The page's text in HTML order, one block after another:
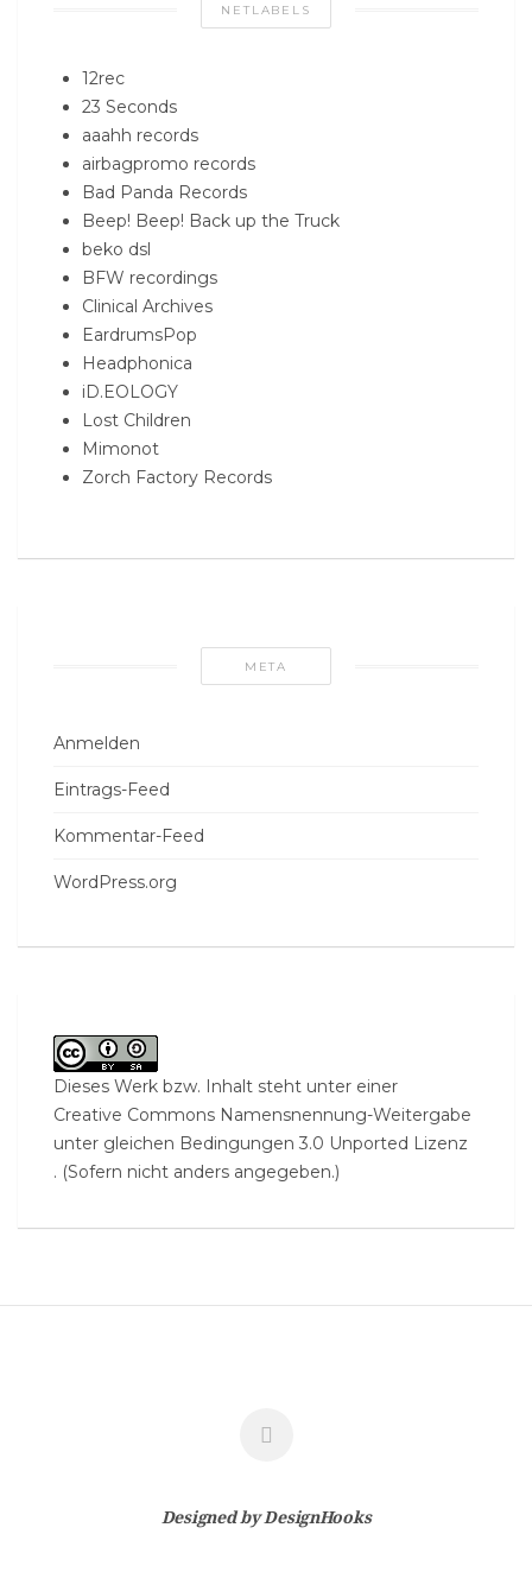
NETLABELS
12rec
23 Seconds
aaahh records
airbagpromo records
Bad Panda Records
Beep! Beep! Back up the Truck
beko dsl
BFW recordings
Clinical Archives
EardrumsPop
Headphonica
iD.EOLOGY
Lost Children
Mimonot
Zorch Factory Records
META
Anmelden
Eintrags-Feed
Kommentar-Feed
WordPress.org
Dieses Werk bzw. Inhalt steht unter einer
Creative Commons Namensnennung-Weitergabe
unter gleichen Bedingungen 3.0 Unported Lizenz
. (Sofern nicht anders angegeben.)
Designed byDesignHooks